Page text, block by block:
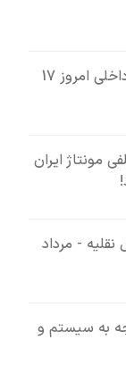
لیست قیمت های خودرو داخلی امروز 17
مونتاژ ایران
- مرداد
به سیستم و